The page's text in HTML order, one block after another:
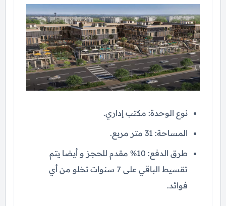
نوع الوحدة: مكتب إداري.
المساحة: 31 متر مربع.
طرق الدفع: 10% مقدم للحجز و أيضا يتم
تقسيط الباقي على 7 سنوات تخلو من أي
فوائد.